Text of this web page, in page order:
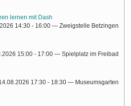
lernen mit Dash
14:30 - 16:00 — Zweigstelle Betzingen
15:00 - 17:00 — Spielplatz im Freibad
17:30 - 18:30 — Museumsgarten